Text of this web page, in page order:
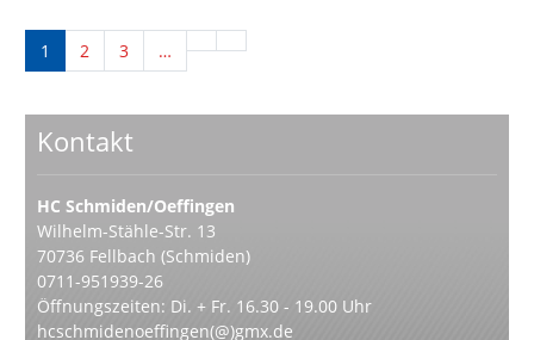
1 2 3 …
Kontakt
HC Schmiden/Oeffingen
Wilhelm-Stähle-Str. 13
70736 Fellbach (Schmiden)
0711-951939-26
Öffnungszeiten: Di. + Fr. 16.30 - 19.00 Uhr
hcschmidenoeffingen(@)gmx.de